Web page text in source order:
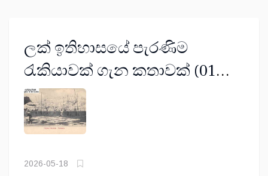
ලක් ඉතිහාසයේ පැරණිම
රැකියාවක් ගැන කතාවක් (01
කොටස) - උපුල් ජනක ජයසිංහ
2026-05-18